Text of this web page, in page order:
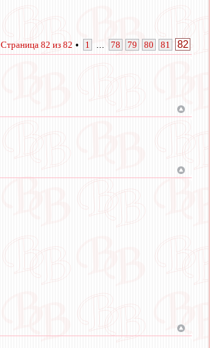
Страница 82 из 82 • 1 78 79 80 81 82